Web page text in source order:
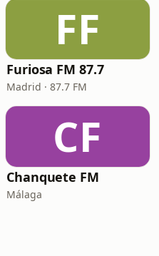
FF
Furiosa FM 87.7
Madrid · 87.7 FM
CF
Chanquete FM
Málaga